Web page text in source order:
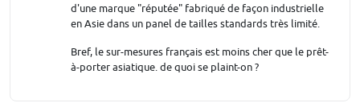
d'une marque "réputée" fabriqué de façon industrielle
en Asie dans un panel de tailles standards très limité.
Bref, le sur-mesures français est moins cher que le prêt-
à-porter asiatique. de quoi se plaint-on ?